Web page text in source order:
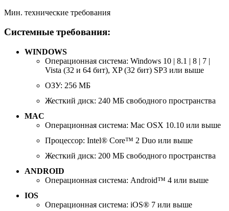
Мин. технические требования
Системные требования:
WINDOWS
Операционная система: Windows 10 | 8.1 | 8 | 7 |
Vista (32 и 64 бит), XP (32 бит) SP3 или выше
ОЗУ: 256 МБ
Жесткий диск: 240 МБ свободного пространства
MAC
Операционная система: Mac OSX 10.10 или выше
Процессор: Intel® Core™ 2 Duo или выше
Жесткий диск: 200 МБ свободного пространства
ANDROID
Операционная система: Android™ 4 или выше
IOS
Операционная система: iOS® 7 или выше